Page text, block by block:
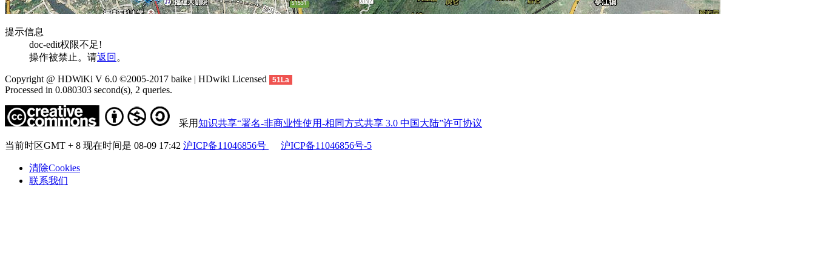
提示信息
doc-edit权限不足!
操作被禁止。请返回 。
Copyright @ HDWiKi V 6.0 ©2005-2017 baike | HDwiki Licensed 51La
Processed in 0.080303 second(s), 2 queries.
采用知识共享“署名-非商业性使用-相同方式共享 3.0 中国大陆”许可协议
当前时区GMT + 8 现在时间是 08-09 17:42 沪ICP备11046856号 沪ICP备11046856号-5
清除Cookies
联系我们